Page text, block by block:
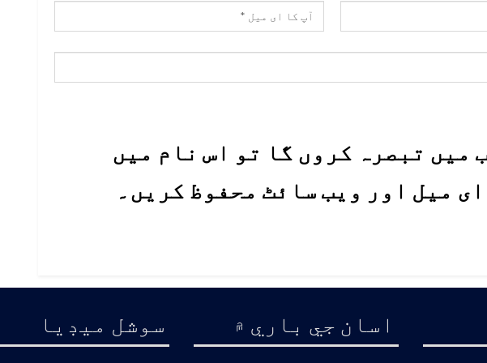
میں تبصرہ کروں گا تو اس نام میں
میل اور ویب سائٹ محفوظ کریں۔
اسان جي باري ۾ سوشل ميڊيا